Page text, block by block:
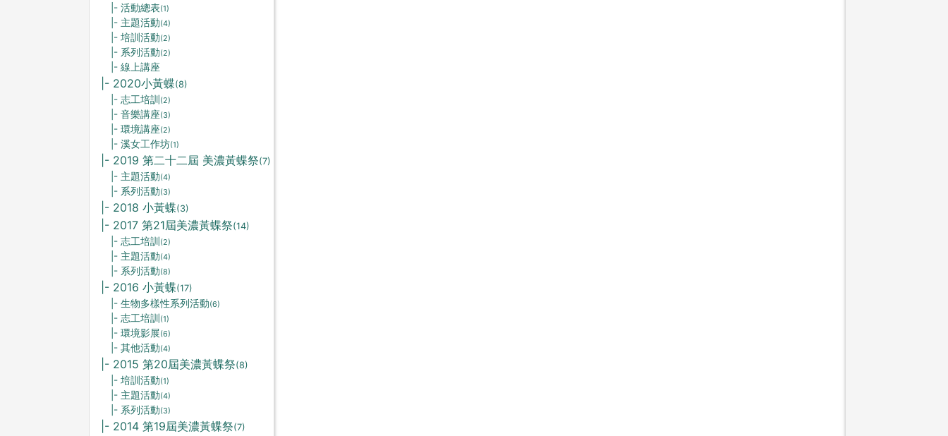
|- 活動總表(1)
|- 主題活動(4)
|- 培訓活動(2)
|- 系列活動(2)
|- 線上講座
|- 2020小黃蝶(8)
|- 志工培訓 (2)
|- 音樂講座(3)
|- 環境講座(2)
|- 溪女工作坊(1)
|- 2019 第二十二屆 美濃黃蝶祭(7)
|- 主題活動(4)
|- 系列活動(3)
|- 2018 小黃蝶(3)
|- 2017 第21屆美濃黃蝶祭(14)
|- 志工培訓 (2)
|- 主題活動(4)
|- 系列活動(8)
|- 2016 小黃蝶(17)
|- 生物多樣性系列活動(6)
|- 志工培訓 (1)
|- 環境影展(6)
|- 其他活動(4)
|- 2015 第20屆美濃黃蝶祭(8)
|- 培訓活動(1)
|- 主題活動(4)
|- 系列活動(3)
|- 2014 第19屆美濃黃蝶祭(7)